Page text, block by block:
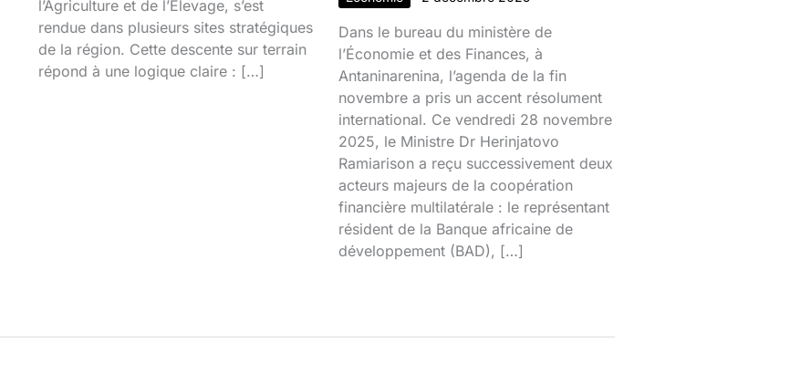
l’Agriculture et de l’Élevage, s’est
rendue dans plusieurs sites stratégiques
de la région. Cette descente sur terrain
répond à une logique claire : […]
Dans le bureau du ministère de
l’Économie et des Finances, à
Antaninarenina, l’agenda de la fin
novembre a pris un accent résolument
international. Ce vendredi 28 novembre
2025, le Ministre Dr Herinjatovo
Ramiarison a reçu successivement deux
acteurs majeurs de la coopération
financière multilatérale : le représentant
résident de la Banque africaine de
développement (BAD), […]